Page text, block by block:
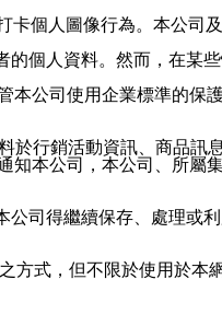
個人圖像行為。本公司
個人資料。然而，在某
公司使用企業標準的保
行銷活動資訊、商品訊
本公司，本公司、所屬
司得繼續保存、處理或利
式，但不限於使用於本